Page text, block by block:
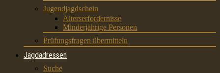
Jugendjagdschein
Alterserfordernisse
Minderjährige Personen
Prüfungsfragen übermitteln
Jagdadressen
Suche